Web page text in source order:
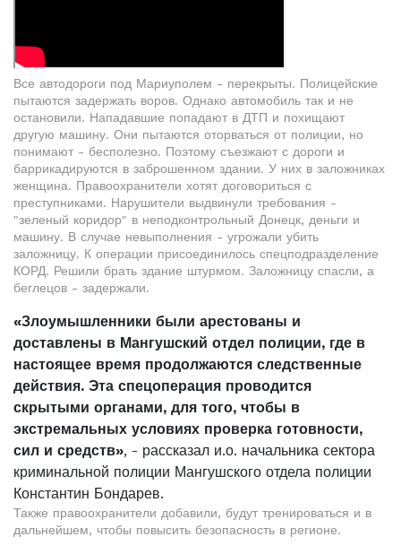
Все автодороги под Мариуполем - перекрыты. Полицейские
пытаются задержать воров. Однако автомобиль так и не
остановили. Нападавшие попадают в ДТП и похищают
другую машину. Они пытаются оторваться от полиции, но
понимают - бесполезно. Поэтому съезжают с дороги и
баррикадируются в заброшенном здании. У них в заложниках
женщина. Правоохранители хотят договориться с
преступниками. Нарушители выдвинули требования -
"зеленый коридор" в неподконтрольный Донецк, деньги и
машину. В случае невыполнения - угрожали убить
заложницу. К операции присоединилось спецподразделение
КОРД. Решили брать здание штурмом. Заложницу спасли, а
беглецов - задержали.
«Злоумышленники были арестованы и
доставлены в Мангушский отдел полиции, где в
настоящее время продолжаются следственные
действия. Эта спецоперация проводится
скрытыми органами, для того, чтобы в
экстремальных условиях проверка готовности,
сил и средств», - рассказал и.о. начальника сектора
криминальной полиции Мангушского отдела полиции
Константин Бондарев.
Также правоохранители добавили, будут тренироваться и в
дальнейшем, чтобы повысить безопасность в регионе.